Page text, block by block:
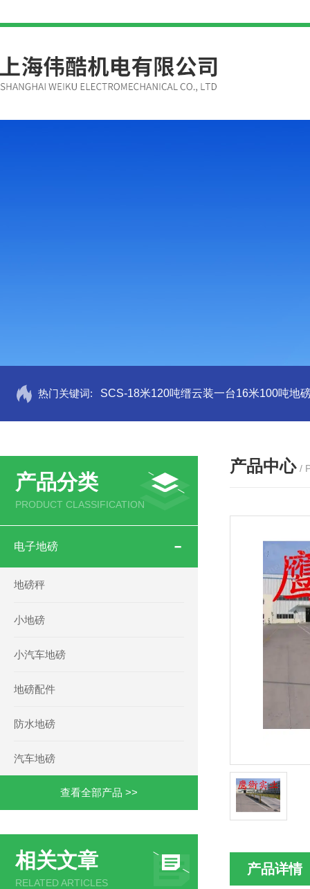
热门关键词: SCS-18米120吨缙云装一台16米100吨地
产品分类
PRODUCT CLASSIFICATION
电子地磅
地磅秤
小地磅
小汽车地磅
地磅配件
防水地磅
汽车地磅
查看全部产品 >>
相关文章
RELATED ARTICLES
产品中心 /
产品详情